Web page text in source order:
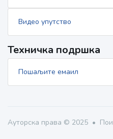
Видео упутство
Техничка подршка
Пошаљите емаил
Ауторска права © 2025